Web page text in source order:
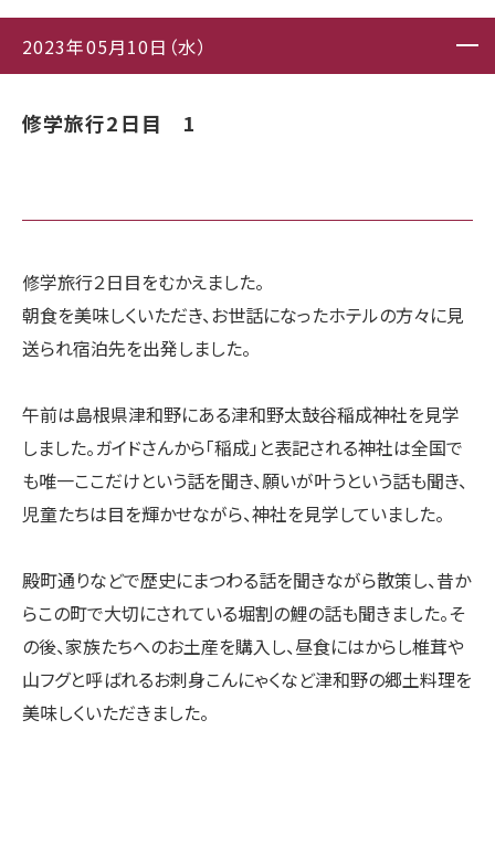
2023年05月10日（水）
修学旅行2日目 1
修学旅行２日目をむかえました。
朝食を美味しくいただき、お世話になったホテルの方々に見
送られ宿泊先を出発しました。
午前は島根県津和野にある津和野太鼓谷稲成神社を見学
しました。ガイドさんから「稲成」と表記される神社は全国で
も唯一ここだけという話を聞き、願いが叶うという話も聞き、
児童たちは目を輝かせながら、神社を見学していました。
殿町通りなどで歴史にまつわる話を聞きながら散策し、昔か
らこの町で大切にされている堀割の鯉の話も聞きました。そ
の後、家族たちへのお土産を購入し、昼食にはからし椎茸や
山フグと呼ばれるお刺身こんにゃくなど津和野の郷土料理を
美味しくいただきました。